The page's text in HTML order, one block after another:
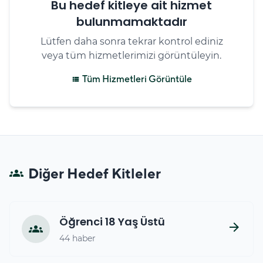
Bu hedef kitleye ait hizmet
bulunmamaktadır
Lütfen daha sonra tekrar kontrol ediniz
veya tüm hizmetlerimizi görüntüleyin.
view_list Tüm Hizmetleri Görüntüle
groups Diğer Hedef Kitleler
groups Öğrenci 18 Yaş Üstü
44 haber
arrow_forward